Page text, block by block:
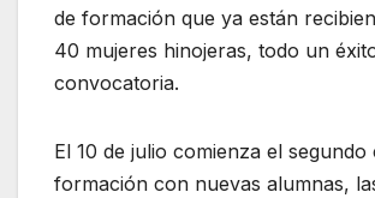
de formación que ya están
40 mujeres hinojeras, todo un
convocatoria.
El 10 de julio comienza el segundo
formación con nuevas alumnas,